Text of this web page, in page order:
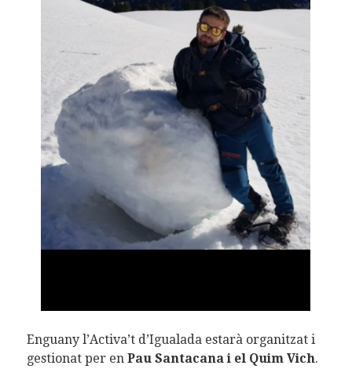
Enguany l’Activa’t d’Igualada estarà organitzat i
gestionat per en Pau Santacana i el Quim Vich.